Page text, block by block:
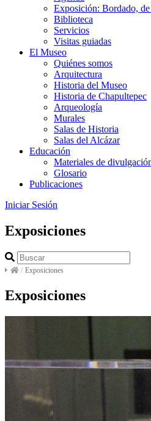
Exposición: Bordado,
Biblioteca
Servicios
Visitas guiadas
El Museo
Quiénes somos
Arquitectura
Historia del Museo
Historia de Chapultepec
Arqueología
Murales
Salas de Historia
Salas del Alcázar
Educación
Materiales de
Glosario
Publicaciones
Iniciar Sesión
Exposiciones
/ Exposiciones
Exposiciones